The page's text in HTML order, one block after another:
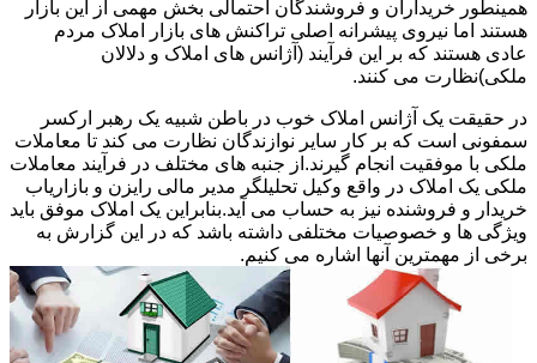
همینطور خریداران و فروشندگان احتمالی بخش مهمی از این بازار
هستند اما نیروی پیشرانه اصلی تراکنش های بازار املاک مردم
عادی هستند که بر این فرآیند (آژانس های املاک و دلالان
ملکی)نظارت می کنند.
در حقیقت یک آژانس املاک خوب در باطن شبیه یک رهبر ارکسر
سمفونی است که بر کار سایر نوازندگان نظارت می کند تا معاملات
ملکی با موفقیت انجام گیرند.از جنبه های مختلف در فرآیند معاملات
ملکی یک املاک در واقع وکیل تحلیلگر مدیر مالی رایزن و بازاریاب
خریدار و فروشنده نیز به حساب می آید.بنابراین یک املاک موفق باید
ویژگی ها و خصوصیات مختلفی داشته باشد که در این گزارش به
برخی از مهمترین آنها اشاره می کنیم.